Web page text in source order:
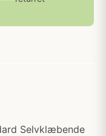
Selvklæbende